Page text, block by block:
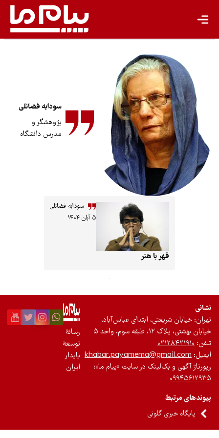
گردشگری پایدار
اقتصاد سبز
معیشت پایدار
مسئولیت اجتماعی شرکت‌ها
بیشتر
سبک زندگی
جهان پژوهش
تازه‌ها
سودابه‌ فضائلی‌
پژوهشگر و
مدرس دانشگاه
سودابه‌ فضائلی‌
۵ آبان ۱۴۰۴
قهر با هنر
نشانی
تهران: خیابان شریعتی، ابتدای عباس‌آباد،
خیابان بهشتی، پلاک ۱۲، طبقه سوم، واحد ۵
تلفن: ۰۲۱۲۸۴۲۱۹۱۰
ایمیل: khabar.payamema@gmail.com
رپورتاژ آگهی و بک‌لینک در سایت «پیام ما»:
۰۹۹۴۵۶۱۲۹۳۵
پیوندهای مرتبط
پایگاه خبری گلونی
رسانۀ
توسعۀ
پایدار
ایران